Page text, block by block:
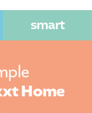
Home
smart